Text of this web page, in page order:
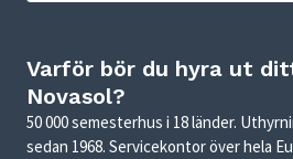
Varför bör du hyra ut
Novasol?
50 000 semesterhus i 18 länder.
sedan 1968. Servicekontor över hela